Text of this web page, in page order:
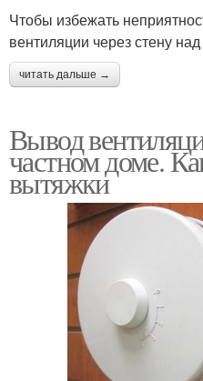
Чтобы избежать
вентиляции через стену
читать дальше →
Вывод
частном доме.
вытяжки